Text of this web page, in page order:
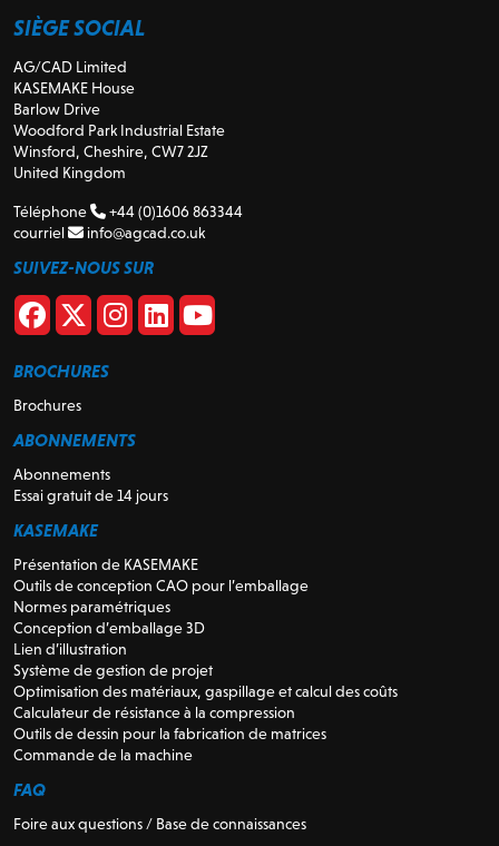
SIÈGE SOCIAL
AG/CAD Limited
KASEMAKE House
Barlow Drive
Woodford Park Industrial Estate
Winsford, Cheshire, CW7 2JZ
United Kingdom
Téléphone
+44 (0)1606 863344
courriel
info@agcad.co.uk
SUIVEZ-NOUS SUR
BROCHURES
Brochures
ABONNEMENTS
Abonnements
Essai gratuit de 14 jours
KASEMAKE
Présentation de KASEMAKE
Outils de conception CAO pour l’emballage
Normes paramétriques
Conception d’emballage 3D
Lien d’illustration
Système de gestion de projet
Optimisation des matériaux, gaspillage et calcul des coûts
Calculateur de résistance à la compression
Outils de dessin pour la fabrication de matrices
Commande de la machine
FAQ
Foire aux questions / Base de connaissances